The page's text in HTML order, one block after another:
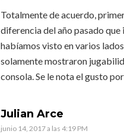
Totalmente de acuerdo,
diferencia del año pasado
habíamos visto en varios
solamente mostraron
consola. Se le nota el gusto
Julian Arce
junio 14, 2017 a las 4:19 PM